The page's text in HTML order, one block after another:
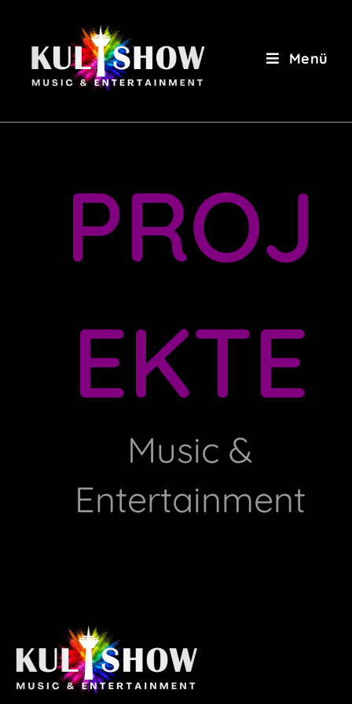
Menü
PROJ
EKTE
Music &
Entertainment